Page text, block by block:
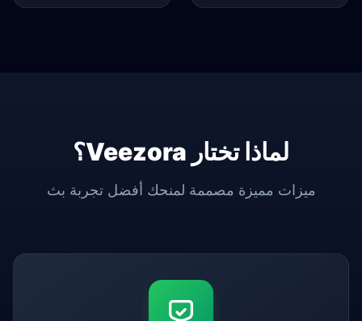
لماذا تختار Veezora؟
ميزات مميزة مصممة لمنحك أفضل تجربة بث